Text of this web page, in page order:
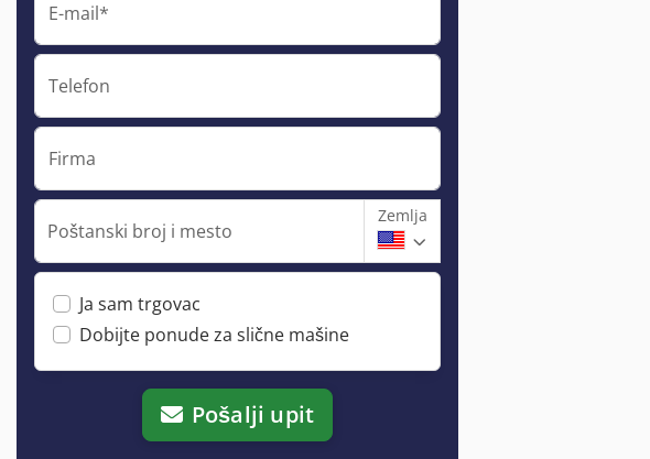
E-mail*
Telefon
Firma
Poštanski broj i mesto
Zemlja
Ja sam trgovac
Dobijte ponude za slične mašine
Pošalji upit